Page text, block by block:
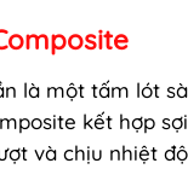
là một tấm lót
kết hợp
và chịu nhiệt